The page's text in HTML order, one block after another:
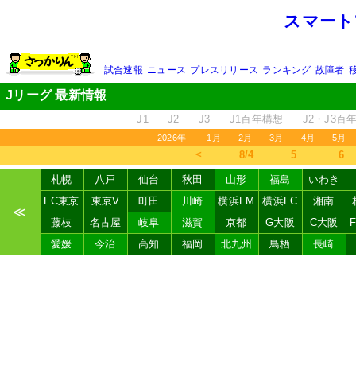
スマー
試合速報 ニュース プレスリリース ランキング 故障者
Jリーグ 最新情報
J1 J2 J3 J1百年構想 J2・J3百
2026年 1月 2月 3月 4月 5月
＜ 8/4 5 6
≪
札幌 八戸 仙台 秋田 山形 福島
いわき
FC東京
東京V 町田 川崎 横浜FM 横浜FC 湘南
藤枝
名古屋 岐阜 滋賀 京都 G大阪 C大阪
愛媛
今治 高知 福岡 北九州 鳥栖 長崎